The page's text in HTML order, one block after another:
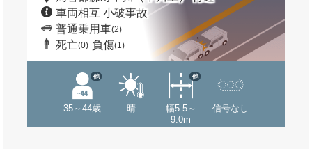
車両相互 小破事故
普通乗用車(2)
死亡(0) 負傷(1)
35～44歳
他
晴
幅5.5～
9.0m
他
信号なし